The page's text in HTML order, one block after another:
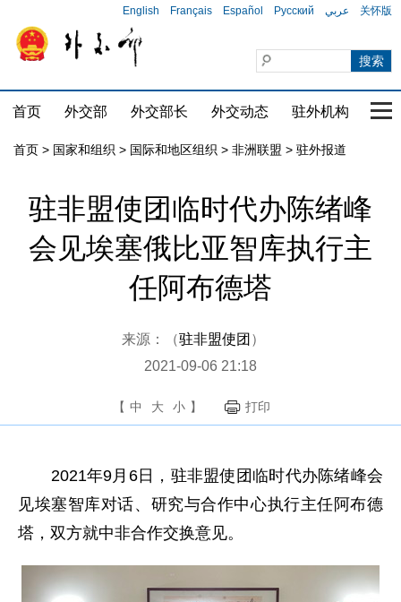
English Français Español Русский عربي 关怀版
首页 外交部 外交部长 外交动态 驻外机构 国
首页 > 国家和组织 > 国际和地区组织 > 非洲联盟 > 驻外报道
驻非盟使团临时代办陈绪峰
会见埃塞俄比亚智库执行主
任阿布德塔
来源：（驻非盟使团 ）
2021-09-06 21:18
【 中 大 小 】 打印
2021年9月6日，驻非盟使团临时代办陈绪峰会
见埃塞智库对话、研究与合作中心执行主任阿布德
塔，双方就中非合作交换意见。